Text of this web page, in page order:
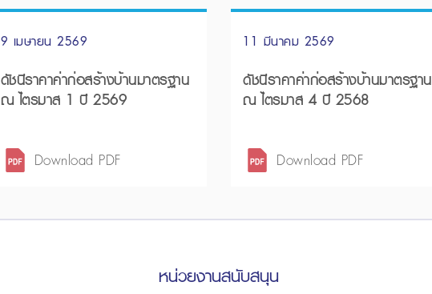
9 เมษายน 2569
ดัชนีราคาค่าก่อสร้างบ้านมาตรฐาน
ณ ไตรมาส 1 ปี 2569
Download PDF
11 มีนาคม 2569
ดัชนีราคาค่าก่อสร้างบ้านมาตรฐาน
ณ ไตรมาส 4 ปี 2568
Download PDF
หน่วยงานสนับสนุน